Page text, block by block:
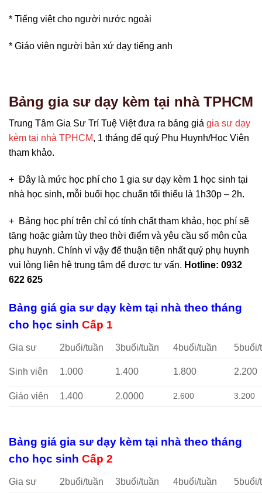
* Tiếng việt cho người nước ngoài
* Giáo viên người bản xứ dạy tiếng anh
Bảng gia sư dạy kèm tại nhà TPHCM
Trung Tâm Gia Sư Trí Tuệ Việt đưa ra bảng giá gia sư dạy
kèm tại nhà TPHCM, 1 tháng để quý Phụ Huynh/Học Viên
tham khảo.
+ Đây là mức học phí cho 1 gia sư dạy kèm 1 học sinh tại
nhà học sinh, mỗi buổi học chuẩn tối thiểu là 1h30p – 2h.
+ Bảng học phí trên chỉ có tính chất tham khảo, học phí sẽ
tăng hoặc giảm tùy theo thời điểm và yêu cầu số môn của
phụ huynh. Chính vì vậy để thuận tiện nhất quý phụ huynh
vui lòng liên hệ trung tâm để được tư vấn. Hotline: 0932
622 625
Bảng giá gia sư dạy kèm tại nhà theo tháng
cho học sinh Cấp 1
Gia sư 2buổi/tuần 3buổi/tuần 4buổi/tuần 5buổi/
Sinh viên 1.000 1.400 1.800 2.200
Giáo viên 1.400 2.0000 2.600 3.200
Bảng giá gia sư dạy kèm tại nhà theo tháng
cho học sinh Cấp 2
Gia sư 2buổi/tuần 3buổi/tuần 4buổi/tuần 5buổi/